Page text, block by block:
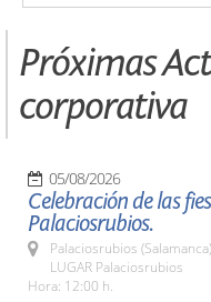
Próximas
corporativa
05/08/2026
Celebración de las
Palaciosrubios.
Palaciosrubios (Salamanca)
LUGAR Palaciosrubios
Hora: 12:00 h.